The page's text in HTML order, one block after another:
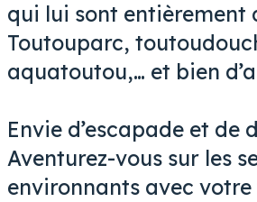
qui lui sont entièrement
Toutouparc,
aquatoutou,… et bien
Envie d’escapade et de
Aventurez-vous sur les
environnants avec